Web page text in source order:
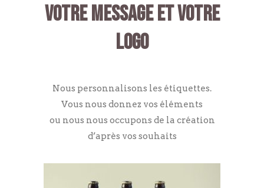
VOTRE MESSAGE ET VOTRE
LOGO
Nous personnalisons les étiquettes.
Vous nous donnez vos éléments
ou nous nous occupons de la création
d’après vos souhaits